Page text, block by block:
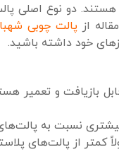
هستند. دو نوع اصلی
از پالت چوبی
خود داشته باشید.
بازیافت و تعمیر
نسبت به
کمتر از پالت‌های